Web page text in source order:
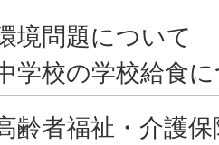
境問題について
学校の学校給食
齢者福祉・介護